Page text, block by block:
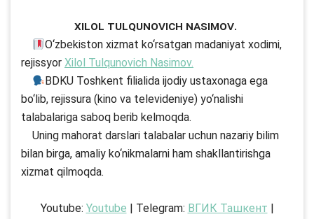
Xilol Tulqunovich Nasimov.
O‘zbekiston xizmat ko‘rsatgan madaniyat xodimi,
rejissyor Xilol Tulqunovich Nasimov.
BDKU Toshkent filialida ijodiy ustaxonaga ega
bo‘lib, rejissura (kino va televideniye) yo‘nalishi
talabalariga saboq berib kelmoqda.
Uning mahorat darslari talabalar uchun nazariy bilim
bilan birga, amaliy ko‘nikmalarni ham shakllantirishga
xizmat qilmoqda.
Youtube: Youtube | Telegram: ВГИК Ташкент